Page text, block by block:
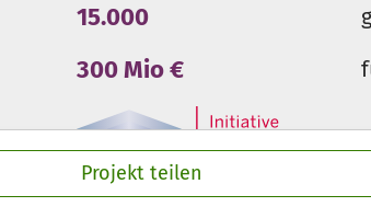
Projekt teilen
15.000
300 Mio €